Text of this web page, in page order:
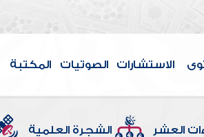
الاستشارات الصوتيات المكتبة
العشر الشجرة العلمية